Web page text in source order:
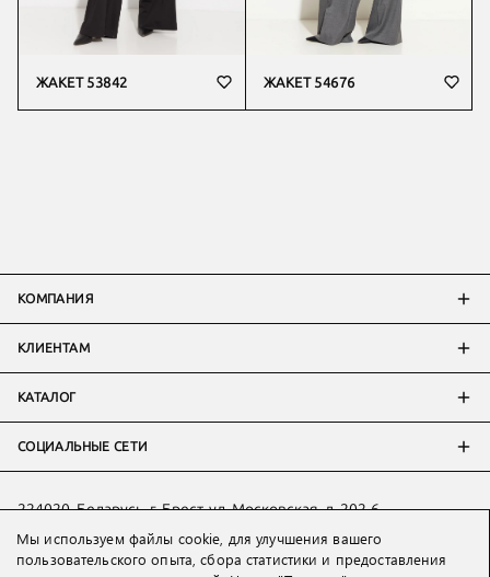
ЖАКЕТ 53842 ЖАКЕТ 54676
КОМПАНИЯ
КЛИЕНТАМ
КАТАЛОГ
СОЦИАЛЬНЫЕ СЕТИ
224020, Беларусь, г. Брест, ул. Московская, д. 202-6
Тел:+7 993 398 36 60(WhatsApp
Тел:+375 29 205 80 10( WhatsApp,Viber)
Мы используем файлы cookie, для улучшения вашего
пользовательского опыта, сбора статистики и предоставления